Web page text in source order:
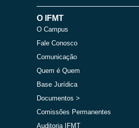
O IFMT
O Campus
Fale Conosco
Comunicação
Quem é Quem
Base Jurídica
Documentos >
Comissões Permanentes
Auditoria IFMT